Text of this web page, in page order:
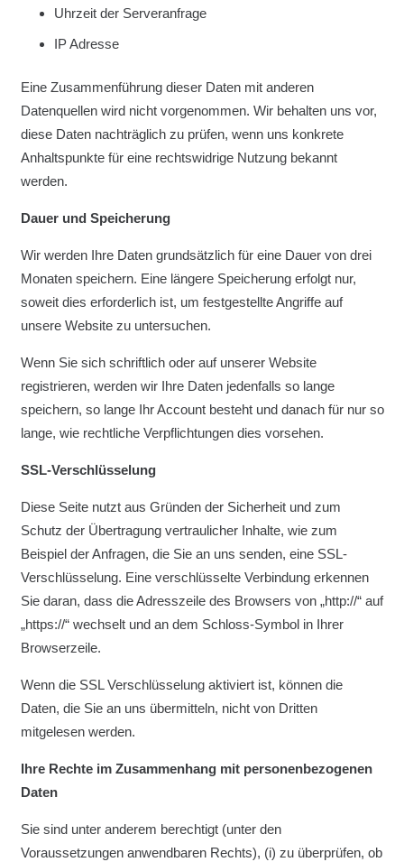
Uhrzeit der Serveranfrage
IP Adresse
Eine Zusammenführung dieser Daten mit anderen
Datenquellen wird nicht vorgenommen. Wir behalten uns vor,
diese Daten nachträglich zu prüfen, wenn uns konkrete
Anhaltspunkte für eine rechtswidrige Nutzung bekannt
werden.
Dauer und Speicherung
Wir werden Ihre Daten grundsätzlich für eine Dauer von drei
Monaten speichern. Eine längere Speicherung erfolgt nur,
soweit dies erforderlich ist, um festgestellte Angriffe auf
unsere Website zu untersuchen.
Wenn Sie sich schriftlich oder auf unserer Website
registrieren, werden wir Ihre Daten jedenfalls so lange
speichern, so lange Ihr Account besteht und danach für nur so
lange, wie rechtliche Verpflichtungen dies vorsehen.
SSL-Verschlüsselung
Diese Seite nutzt aus Gründen der Sicherheit und zum
Schutz der Übertragung vertraulicher Inhalte, wie zum
Beispiel der Anfragen, die Sie an uns senden, eine SSL-
Verschlüsselung. Eine verschlüsselte Verbindung erkennen
Sie daran, dass die Adresszeile des Browsers von „http://“ auf
„https://“ wechselt und an dem Schloss-Symbol in Ihrer
Browserzeile.
Wenn die SSL Verschlüsselung aktiviert ist, können die
Daten, die Sie an uns übermitteln, nicht von Dritten
mitgelesen werden.
Ihre Rechte im Zusammenhang mit personenbezogenen
Daten
Sie sind unter anderem berechtigt (unter den
Voraussetzungen anwendbaren Rechts), (i) zu überprüfen, ob